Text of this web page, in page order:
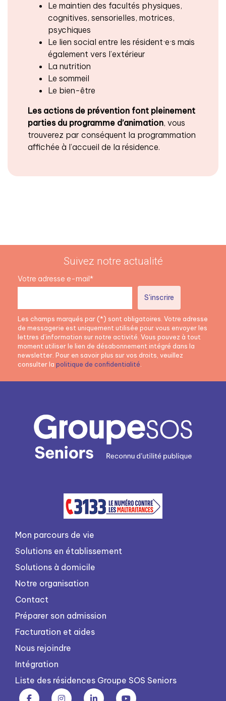
Le maintien des facultés physiques,
cognitives, sensorielles, motrices,
psychiques
Le lien social entre les résident·e·s mais
également vers l’extérieur
La nutrition
Le sommeil
Le bien-être
Les actions de prévention font pleinement
parties du programme d’animation, vous
trouverez par conséquent la programmation
affichée à l’accueil de la résidence.
Suivez notre actualité
Votre adresse e-mail*
Les champs marqués par (*) sont obligatoires. Votre adresse
de messagerie est uniquement utilisée pour vous envoyer les
lettres d’information sur notre activité. Vous pouvez à tout
moment utiliser le lien de désabonnement intégré dans la
newsletter. Pour en savoir plus sur vos droits, veuillez
consulter la politique de confidentialité
Mon parcours de vie
Solutions en établissement
Solutions à domicile
Notre organisation
Contact
Préparer son admission
Facturation et aides
Nous rejoindre
Intégration
Liste des résidences Groupe SOS Seniors